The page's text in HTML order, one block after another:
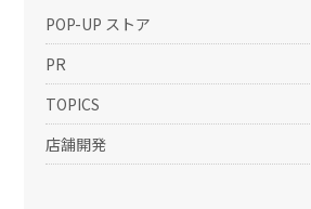
POP-UP ストア
PR
TOPICS
店舗開発